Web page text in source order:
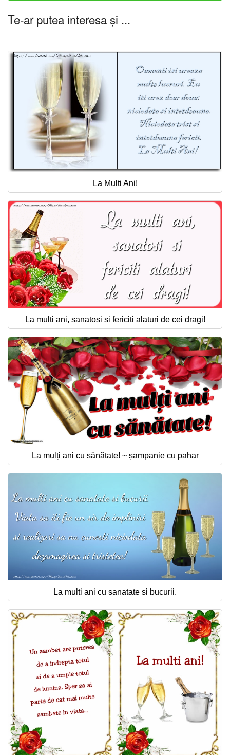
Te-ar putea interesa și ...
La Multi Ani!
La multi ani, sanatosi si fericiti alaturi de cei dragi!
La mulți ani cu sănătate! ~ șampanie cu pahar
La multi ani cu sanatate si bucurii.